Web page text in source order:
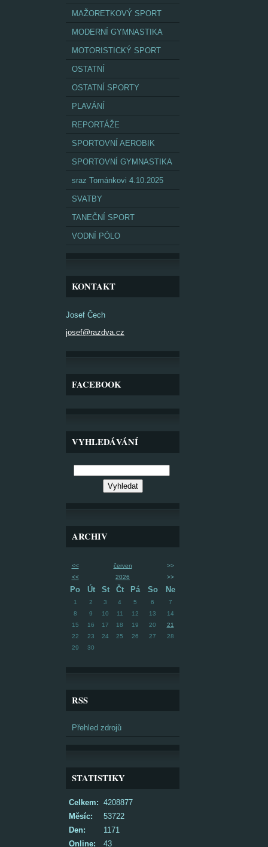
MAŽORETKOVÝ SPORT
MODERNÍ GYMNASTIKA
MOTORISTICKÝ SPORT
OSTATNÍ
OSTATNÍ SPORTY
PLAVÁNÍ
REPORTÁŽE
SPORTOVNÍ AEROBIK
SPORTOVNÍ GYMNASTIKA
sraz Tománkovi 4.10.2025
SVATBY
TANEČNÍ SPORT
VODNÍ PÓLO
KONTAKT
Josef Čech
josef@razdva.cz
FACEBOOK
VYHLEDÁVÁNÍ
ARCHIV
<< červen
>>
<<
2026 >>
Po Út St Čt Pá So Ne
1 2 3 4 5 6
7
8
9 10 11 12 13
14
15
16 17 18 19 20
21
22
23 24 25 26 27
28
29
30
RSS
Přehled zdrojů
STATISTIKY
Online: 43
Celkem: 4208877
Měsíc:
53722
Den:
1171